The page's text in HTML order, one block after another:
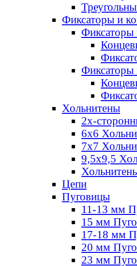
Фиксаторы и
Фиксаторы
Фиксаторы
Хольнитены
2х-
6х6
7х7
9,5х9,5
Цепи
Пуговицы
11-13 мм
15 мм
17-18 мм
20 мм
23 мм